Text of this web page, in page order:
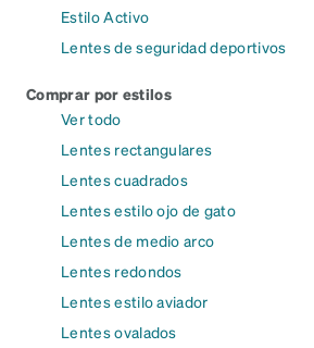
Estilo Activo
Lentes de seguridad deportivos
Comprar por estilos
Ver todo
Lentes rectangulares
Lentes cuadrados
Lentes estilo ojo de gato
Lentes de medio arco
Lentes redondos
Lentes estilo aviador
Lentes ovalados